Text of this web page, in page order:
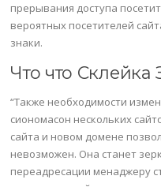
прерывания доступа
вероятных посетителей
знаки.
Что что Склейка
“Также необходимости
сиономасон нескольких
сайта и новом домене
невозможен. Она станет
переадресации менаджеру